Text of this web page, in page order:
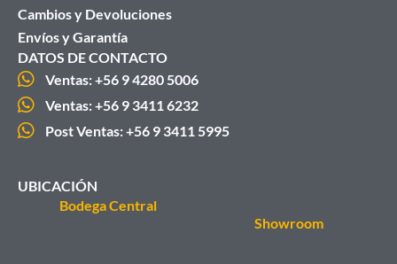
Cambios y Devoluciones
Envíos y Garantía
DATOS DE CONTACTO
Ventas: +56 9 4280 5006
Ventas: +56 9 3411 6232
Post Ventas: +56 9 3411 5995
UBICACIÓN
Bodega Central
Showroom